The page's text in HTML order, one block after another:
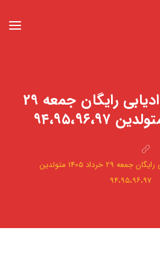
ثبت نام استعدادیابی رایگان جمعه 29
ثبت نام استعدادیابی رایگان جمعه 29 خرداد 1405 متولدین
۹۴،۹۵،۹۶،۹۷